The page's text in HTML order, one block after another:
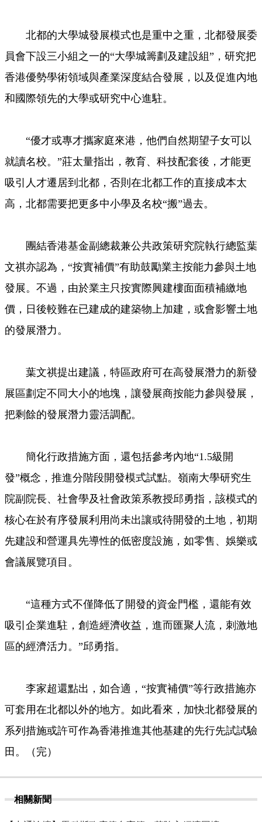
北都的大學城發展模式也是重中之重，北都發展委
員會下設三小組之一的“大學城籌劃及建設組”，研究把
香港優勢學術領域與產業深度結合發展，以及促進內地
和國際領先的大學或研究中心進駐。
“優才或專才攜家庭來港，他們自然期望子女可以
就讀名校。”莊太量指出，教育、科技配套後，才能更
吸引人才遷居到北都，否則在北都工作的直接成本太
高，北都需要把更多中小學及名校“搬”過去。
團結香港基金副總裁兼公共政策研究院執行總監葉
文祺亦認為，“按實補價”有助鼓勵業主按能力參與土地
發展。不過，由於業主只按實際興建樓面面積補繳地
價，日後較難在已建成的建築物上加建，或會影響土地
的發展潛力。
葉文祺提出建議，特區政府可在高發展潛力的新發
展區劃定不同大小的地塊，讓發展商按能力參與發展，
把剩餘的發展潛力靈活調配。
簡化行政措施方面，還包括參考內地“1.5級開
發”概念，推進分階段開發模式試點。嶺南大學研究生
院副院長、社會學及社會政策系教授邱勇指，該模式的
核心在於有序發展利用尚未出讓或待開發的土地，初期
先建設和營運具先導性的低密度設施，如零售、娛樂或
會議展覽項目。
“這種方式不僅降低了開發的資金門檻，還能有效
吸引企業進駐，創造經濟收益，進而匯聚人流，刺激地
區的經濟活力。”邱勇指。
李家超還點出，如合適，“按實補價”等行政措施亦
可套用在北都以外的地方。如此看來，加快北都發展的
系列措施或許可作為香港推進其他基建的先行先試試驗
田。（完）
相關新聞